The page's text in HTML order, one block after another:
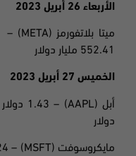
الأربعاء 26 أبريل 2023
ميتا بلاتفورمز (META) – 2.01
552.41 مليار دولار
الخميس 27 أبريل 2023
أبل (AAPL) – 1.43
دولار
مايكروسوفت (MSFT) – 2.24